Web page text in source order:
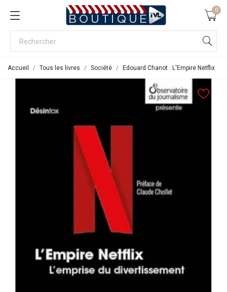
0
Accueil Tous les livres Société Edouard Chanot : L'Empire Netflix